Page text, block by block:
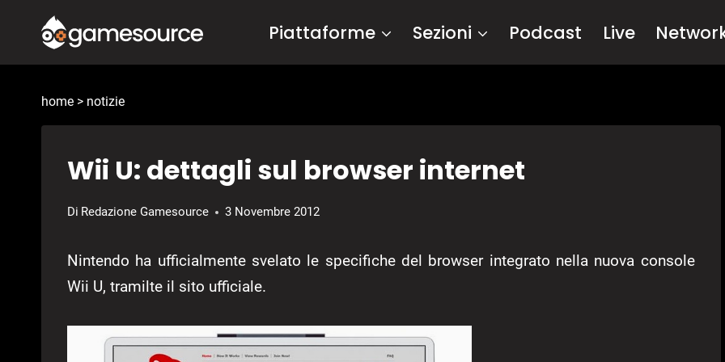
contenuto
Piattaforme Sezioni Podcast Live
home > notizie
Wii U: dettagli sul browser internet
Di Redazione Gamesource 3 Novembre 2012
Nintendo ha ufficialmente svelato le specifiche del browser integrato nella nuova console
Wii U, tramilte il sito ufficiale.